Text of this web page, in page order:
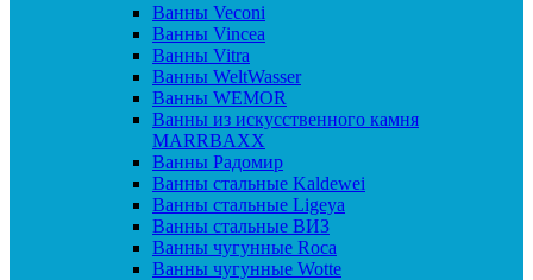
Ванны Veconi
Ванны Vincea
Ванны Vitra
Ванны WeltWasser
Ванны WEMOR
Ванны из искусственного камня
MARRBAXX
Ванны Радомир
Ванны стальные Kaldewei
Ванны стальные Ligeya
Ванны стальные ВИЗ
Ванны чугунные Roca
Ванны чугунные Wotte